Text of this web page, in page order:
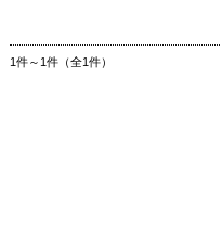
1件～1件（全1件）